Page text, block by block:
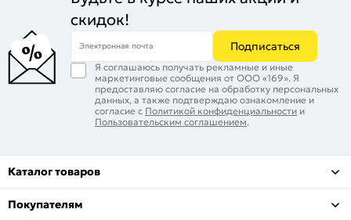
скидок!
Электронная почта Подписаться
Я соглашаюсь получать рекламные и иные
маркетинговые сообщения от ООО «169». Я
предоставляю согласие на обработку персональных
данных, а также подтверждаю ознакомление и
согласие с Политикой конфиденциальности и
Пользовательским соглашением.
Каталог товаров
Покупателям